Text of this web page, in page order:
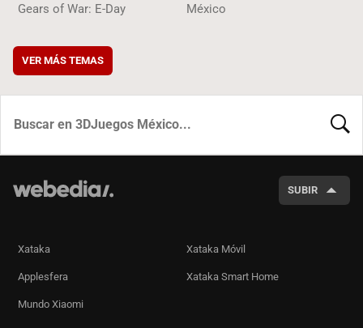
Gears of War: E-Day México
VER MÁS TEMAS
SUBIR
Xataka Xataka Móvil
Applesfera Xataka Smart Home
Mundo Xiaomi